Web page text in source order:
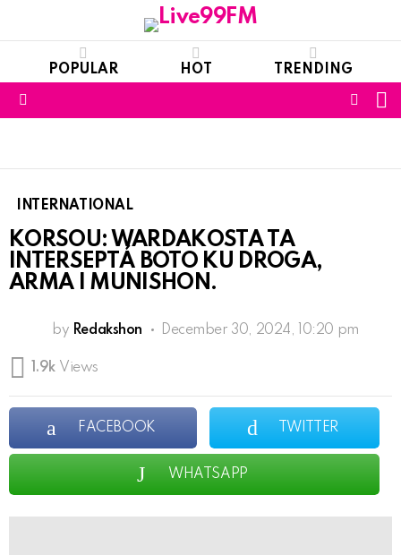
POPULAR HOT TRENDING
INTERNATIONAL
KORSOU: WARDAKOSTA TA
INTERSEPTÁ BOTO KU DROGA,
ARMA I MUNISHON.
by Redakshon December 30, 2024, 10:20 pm
1.9k Views
FACEBOOK TWITTER
WHATSAPP